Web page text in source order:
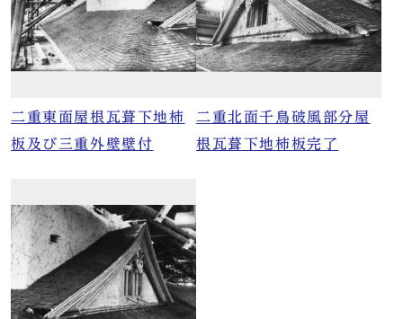
二重東面屋根瓦葺下地柿
板及び三重外壁壁付
二重北面千鳥破風部分屋
根瓦葺下地柿板完了